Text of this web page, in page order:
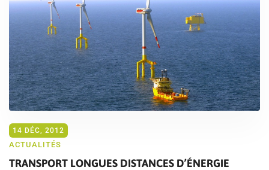
14 DÉC, 2012
ACTUALITÉS
TRANSPORT LONGUES DISTANCES D’ÉNERGIE